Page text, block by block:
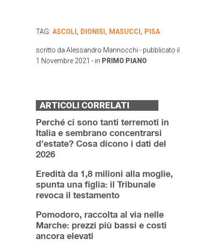
TAG: ASCOLI , DIONISI , MASUCCI , PISA
scritto da Alessandro Mannocchi - pubblicato il
1 Novembre 2021 - in PRIMO PIANO
ARTICOLI CORRELATI
Perché ci sono tanti terremoti in
Italia e sembrano concentrarsi
d’estate? Cosa dicono i dati del
2026
Eredità da 1,8 milioni alla moglie,
spunta una figlia: il Tribunale
revoca il testamento
Pomodoro, raccolta al via nelle
Marche: prezzi più bassi e costi
ancora elevati